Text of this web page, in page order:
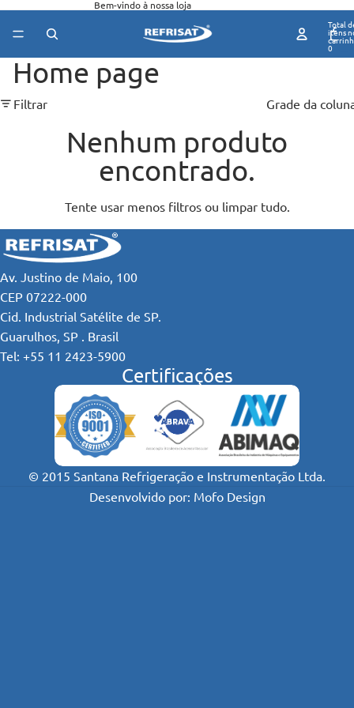
Bem-vindo à nossa loja
Total
itens
0
Home page
Filtrar Grade da
Nenhum produto
encontrado.
Tente usar menos filtros ou limpar tudo.
Av. Justino de Maio, 100
CEP 07222-000
Cid. Industrial Satélite de SP.
Guarulhos, SP . Brasil
Tel: +55 11 2423-5900
Certificações
© 2015 Santana Refrigeração e Instrumentação Ltda.
Desenvolvido por: Mofo Design